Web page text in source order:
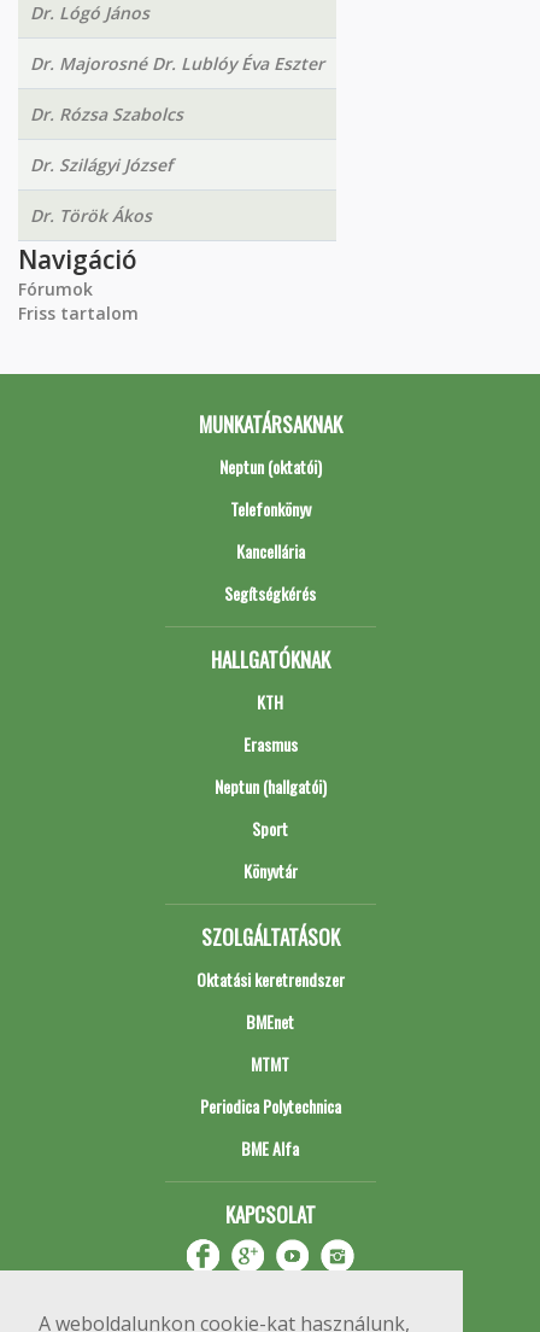
A weboldalunkon cookie-kat használunk,
Dr. Lógó János
Dr. Majorosné Dr. Lublóy Éva Eszter
Dr. Rózsa Szabolcs
Dr. Szilágyi József
Dr. Török Ákos
Navigáció
Fórumok
Friss tartalom
MUNKATÁRSAKNAK
Neptun (oktatói)
Telefonkönyv
Kancellária
Segítségkérés
HALLGATÓKNAK
KTH
Erasmus
Neptun (hallgatói)
Sport
Könyvtár
SZOLGÁLTATÁSOK
Oktatási keretrendszer
BMEnet
MTMT
Periodica Polytechnica
BME Alfa
KAPCSOLAT